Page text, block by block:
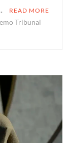
READ MORE
Tribunal